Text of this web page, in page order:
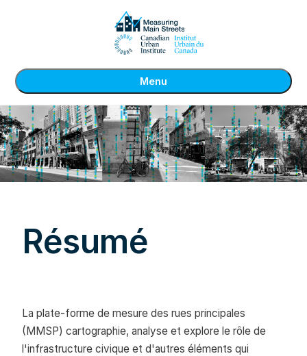
Menu
Résumé
La plate-forme de mesure des rues principales
(MMSP) cartographie, analyse et explore le rôle de
l'infrastructure civique et d'autres éléments qui